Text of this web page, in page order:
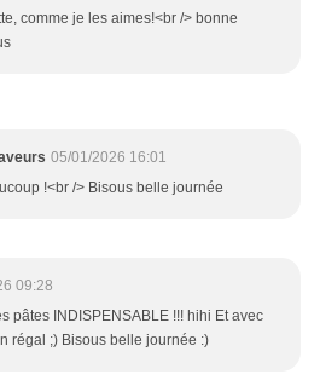
comme je les aimes!<br /> bonne
05/01/2026 16:01
!<br /> Bisous belle journée
09:28
pâtes INDISPENSABLE !!! hihi Et avec
régal ;) Bisous belle journée :)